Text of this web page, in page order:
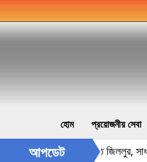
হোম প্রয়োজনীয় সেবা
আপডেট
প্রেসক্লাবের সভাপতি জিললুর,